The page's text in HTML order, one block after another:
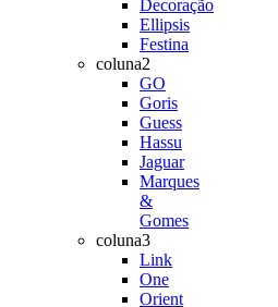
Decoração
Ellipsis
Festina
coluna2
GO
Goris
Guess
Hassu
Jaguar
Marques
&
Gomes
coluna3
Link
One
Orient